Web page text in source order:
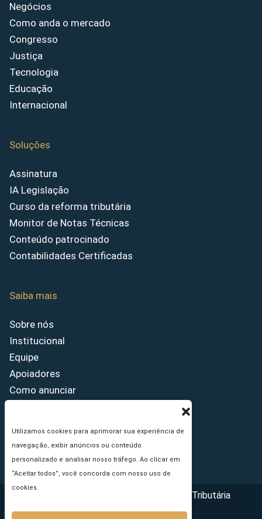
Utilizamos cookies para aprimorar sua experiência de
navegação, exibir anúncios ou conteúdo
personalizado e analisar nosso tráfego. Ao clicar em
“Aceitar todos”, você concorda com nosso uso de
cookies.
Negócios
Como anda o mercado
Congresso
Justiça
Tecnologia
Educação
Internacional
Soluções
Assinatura
IA Legislação
Curso da reforma tributária
Monitor de Notas Técnicas
Conteúdo patrocinado
Contabilidades Certificadas
Saiba mais
Sobre nós
Institucional
Equipe
Apoiadores
Como anunciar
Princípios Editoriais
Copyright © 2026 - Portal da Reforma Tributária